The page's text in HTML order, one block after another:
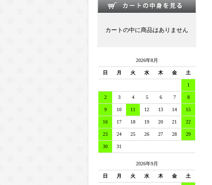
カートの中に商品はありません
2026年8月
日 月 火 水 木 金 土
1
2 3 4 5 6 7 8
9 10 11 12 13 14 15
16 17 18 19 20 21 22
23 24 25 26 27 28 29
30 31
2026年9月
日 月 火 水 木 金 土